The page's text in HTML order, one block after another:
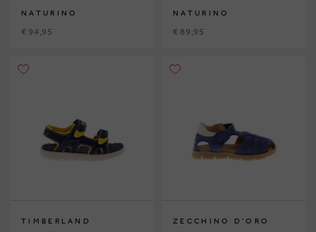
NATURINO
€ 94,95
NATURINO
€ 89,95
TIMBERLAND ZECCHINO D'ORO